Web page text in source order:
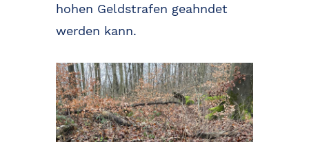
hohen Geldstrafen geahndet
werden kann.